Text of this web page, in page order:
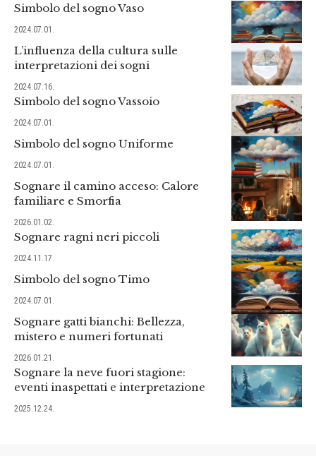
Simbolo del sogno Vaso
2024.07.01.
L’influenza della cultura sulle
interpretazioni dei sogni
2024.07.16.
Simbolo del sogno Vassoio
2024.07.01.
Simbolo del sogno Uniforme
2024.07.01.
Sognare il camino acceso: Calore
familiare e Smorfia
2026.01.02.
Sognare ragni neri piccoli
2024.11.17.
Simbolo del sogno Timo
2024.07.01.
Sognare gatti bianchi: Bellezza,
mistero e numeri fortunati
2026.01.21.
Sognare la neve fuori stagione:
eventi inaspettati e interpretazione
2025.12.24.